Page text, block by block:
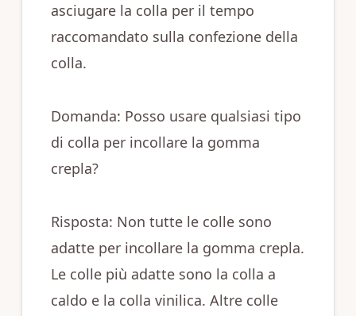
asciugare la colla per il tempo
raccomandato sulla confezione della
colla.
Domanda: Posso usare qualsiasi tipo
di colla per incollare la gomma
crepla?
Risposta: Non tutte le colle sono
adatte per incollare la gomma crepla.
Le colle più adatte sono la colla a
caldo e la colla vinilica. Altre colle